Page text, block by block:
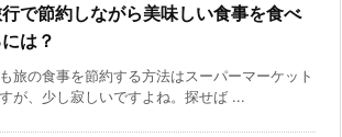
で節約しながら美味しい食事を食べ
は？
旅の食事を節約する方法はスーパーマーケット
が、少し寂しいですよね。探せば ...